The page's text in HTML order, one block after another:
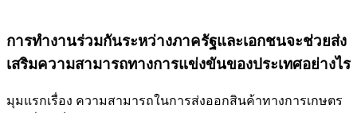
การทำงานร่วมกันระหว่างภาครัฐและเอกชนจะช่วยส่ง
เสริมความสามารถทางการแข่งขันของประเทศอย่างไร
มุมแรกเรื่อง ความสามารถในการส่งออกสินค้าทางการเกษตร